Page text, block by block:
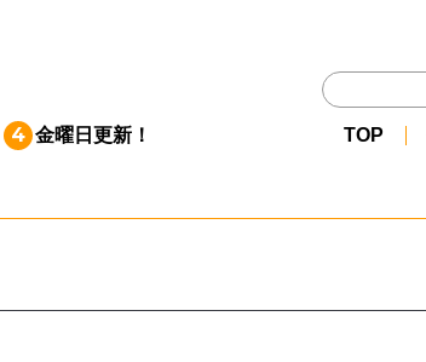
4 金曜日 更新！ TOP
TOP